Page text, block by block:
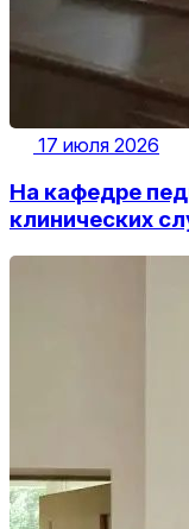
17 июля 2026
На кафедре
клинических